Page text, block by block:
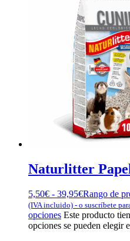
Naturlitter
5,50€ - 39,95€Rango de
(IVA incluido) - o suscríbete
opciones Este producto
opciones se pueden elegir